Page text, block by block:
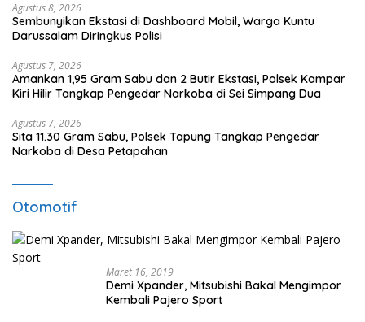
Agustus 8, 2026
Sembunyikan Ekstasi di Dashboard Mobil, Warga Kuntu
Darussalam Diringkus Polisi
Agustus 7, 2026
Amankan 1,95 Gram Sabu dan 2 Butir Ekstasi, Polsek Kampar
Kiri Hilir Tangkap Pengedar Narkoba di Sei Simpang Dua
Agustus 7, 2026
Sita 11.30 Gram Sabu, Polsek Tapung Tangkap Pengedar
Narkoba di Desa Petapahan
Otomotif
Maret 16, 2019
Demi Xpander, Mitsubishi Bakal Mengimpor
Kembali Pajero Sport